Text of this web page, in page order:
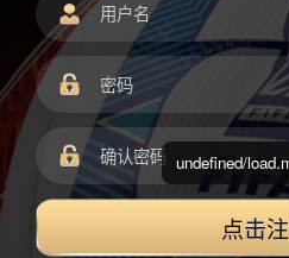
点击
undefined/